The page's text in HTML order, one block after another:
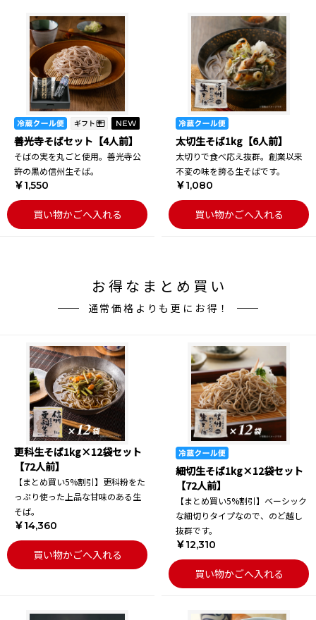
善光寺そばセット【4人前】
そばの実を丸ごと使用。善光寺公
許の黒め信州生そば。
￥1,550
買い物かごへ入れる
太切生そば1kg【6人前】
太切りで食べ応え抜群。創業以来
不変の味を誇る生そばです。
￥1,080
買い物かごへ入れる
お得なまとめ買い
通常価格よりも更にお得！
更科生そば1kg×12袋セット
【72人前】
【まとめ買い5%割引】更科粉をた
っぷり使った上品な甘味のある生
そば。
￥14,360
買い物かごへ入れる
細切生そば1kg×12袋セット
【72人前】
【まとめ買い5%割引】ベーシック
な細切りタイプなので、のど越し
抜群です。
￥12,310
買い物かごへ入れる